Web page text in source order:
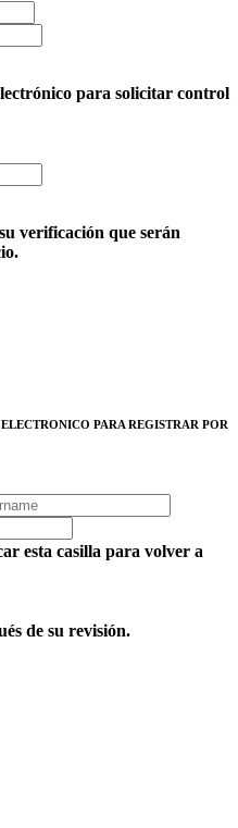
para solicitar control
verificación que serán
PARA REGISTRAR POR
esta casilla para volver a
de su revisión.